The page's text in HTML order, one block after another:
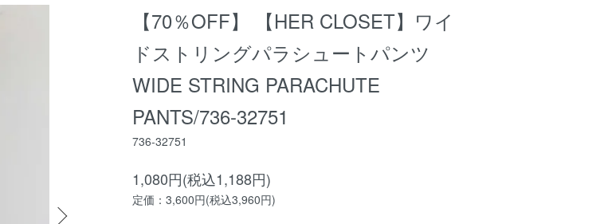
【70％OFF】 【HER CLOSET】ワイ
ドストリングパラシュートパンツ
WIDE STRING PARACHUTE
PANTS/736-32751
736-32751
1,080円(税込1,188円)
定価：3,600円(税込3,960円)